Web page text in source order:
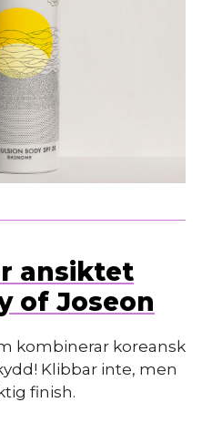
ansiktet
of Joseon
kombinerar koreansk
Klibbar inte, men
finish.